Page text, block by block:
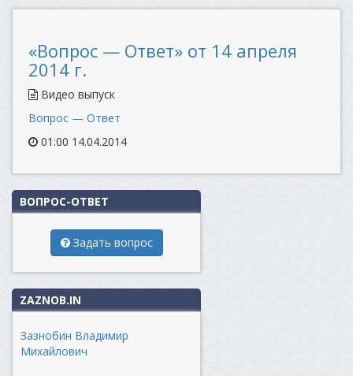
«Вопрос — Ответ» от 14 апреля
2014 г.
Видео выпуск
Вопрос — Ответ
01:00 14.04.2014
ВОПРОС-ОТВЕТ
Задать вопрос
ZAZNOB.IN
Зазнобин Владимир
Михайлович